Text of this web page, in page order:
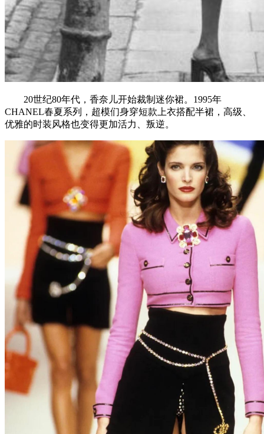
20世纪80年代，香奈儿开始裁制迷你裙。1995年
CHANEL春夏系列，超模们身穿短款上衣搭配半裙，高级、
优雅的时装风格也变得更加活力、叛逆。